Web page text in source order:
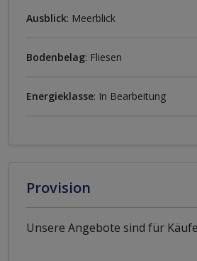
Ausblick: Meerblick
Bodenbelag: Fliesen
Energieklasse: In Bearbeitung
Provision
Unsere Angebote sind für